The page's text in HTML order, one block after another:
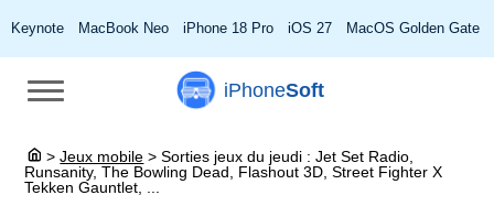
Keynote MacBook Neo iPhone 18 Pro iOS 27 MacOS Golden Gate
iPhoneSoft
> Jeux mobile > Sorties jeux du jeudi : Jet Set Radio,
Runsanity, The Bowling Dead, Flashout 3D, Street Fighter X
Tekken Gauntlet, ...